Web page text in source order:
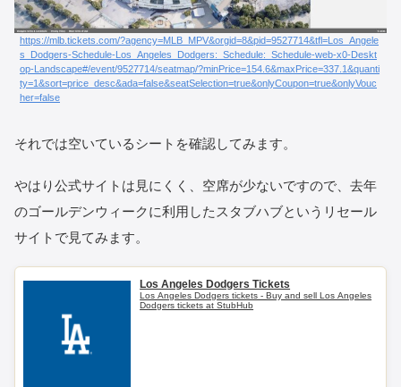
https://mlb.tickets.com/?agency=MLB_MPV&orgid=8&pid=9527714&tfl=Los_Angele
s_Dodgers-Schedule-Los_Angeles_Dodgers:_Schedule:_Schedule-web-x0-Deskt
op-Landscape#/event/9527714/seatmap/?minPrice=154.6&maxPrice=337.1&quanti
ty=1&sort=price_desc&ada=false&seatSelection=true&onlyCoupon=true&onlyVouc
her=false
それでは空いているシートを確認してみます。
やはり公式サイトは見にくく、空席が少ないですので、去年
のゴールデンウィークに利用したスタブハブというリセール
サイトで見てみます。
Los Angeles Dodgers Tickets
Los Angeles Dodgers tickets - Buy and sell Los Angeles
Dodgers tickets at StubHub